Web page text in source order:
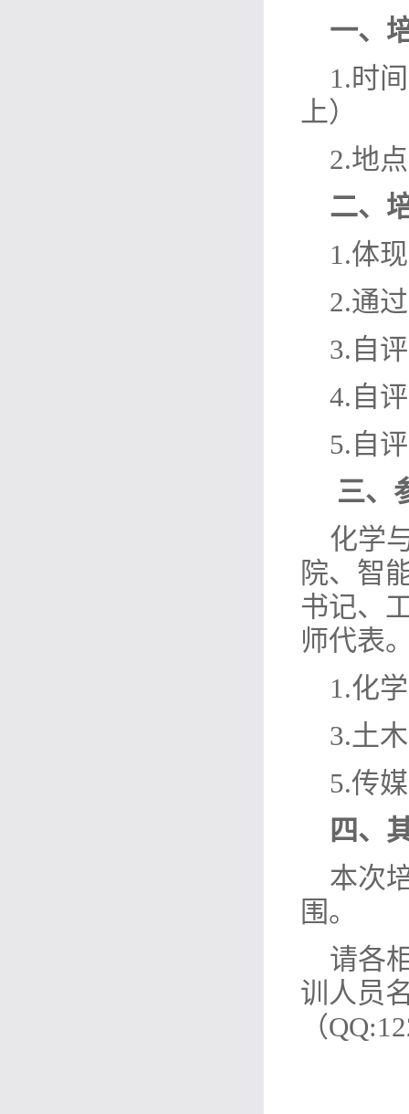
一、
1.时
上）
2.地
二、
1.体
2.通
3.自
4.自
5.自
三、
化学
院、智
书记、
师代表
1.化
3.土
5.传
四、
本次
围。
请各
训人员
（